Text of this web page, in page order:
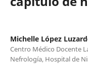
Michelle López
Centro Médico Docente
Nefrología, Hospital de